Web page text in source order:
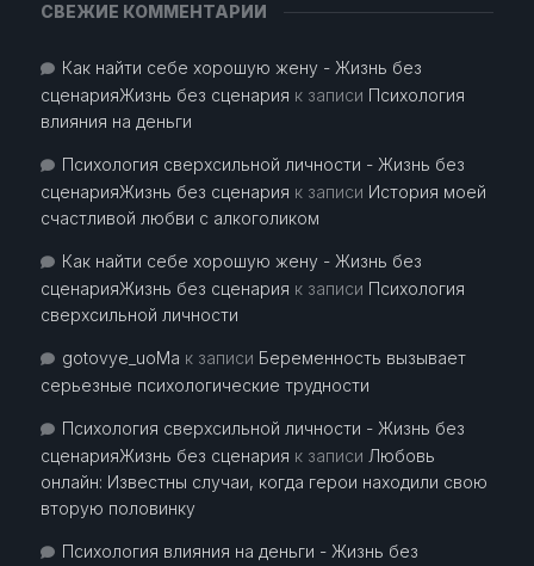
СВЕЖИЕ КОММЕНТАРИИ
Как найти себе хорошую жену - Жизнь без
сценарияЖизнь без сценария к записи Психология
влияния на деньги
Психология сверхсильной личности - Жизнь без
сценарияЖизнь без сценария к записи История моей
счастливой любви с алкоголиком
Как найти себе хорошую жену - Жизнь без
сценарияЖизнь без сценария к записи Психология
сверхсильной личности
gotovye_uoMa к записи Беременность вызывает
серьезные психологические трудности
Психология сверхсильной личности - Жизнь без
сценарияЖизнь без сценария к записи Любовь
онлайн: Известны случаи, когда герои находили свою
вторую половинку
Психология влияния на деньги - Жизнь без